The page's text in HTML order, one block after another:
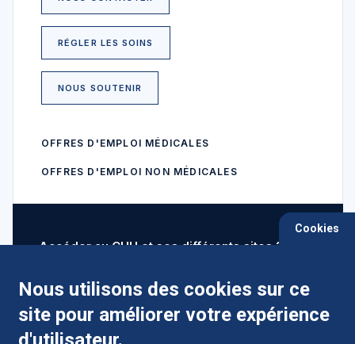
RÉGLER LES SOINS
NOUS SOUTENIR
OFFRES D'EMPLOI MÉDICALES
OFFRES D'EMPLOI NON MÉDICALES
Accéder au CHU et ses différents sites ?
Comment préparer mon hospitalisation ?
Cookies
Nous utilisons des cookies sur ce
site pour améliorer votre expérience